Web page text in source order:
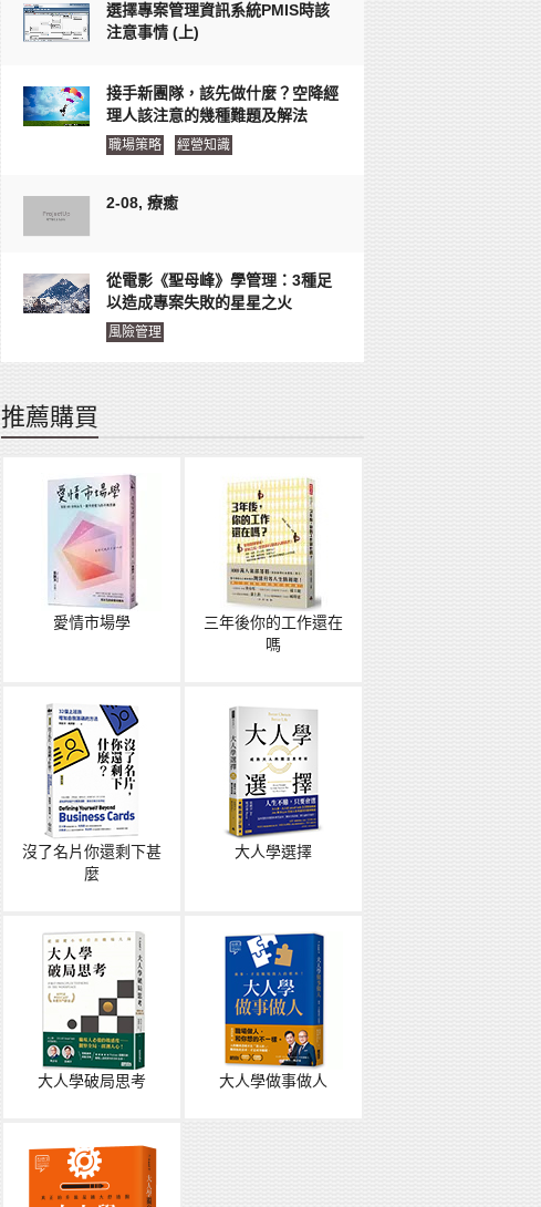
選擇專案管理資訊系統PMIS時該
注意事情 (上)
接手新團隊，該先做什麼？空降經
理人該注意的幾種難題及解法
職場策略 經營知識
2-08, 療癒
從電影《聖母峰》學管理：3種足
以造成專案失敗的星星之火
風險管理
推薦購買
愛情市場學
三年後你的工作還在
嗎
沒了名片你還剩下甚
麼
大人學選擇
大人學破局思考 大人學做事做人